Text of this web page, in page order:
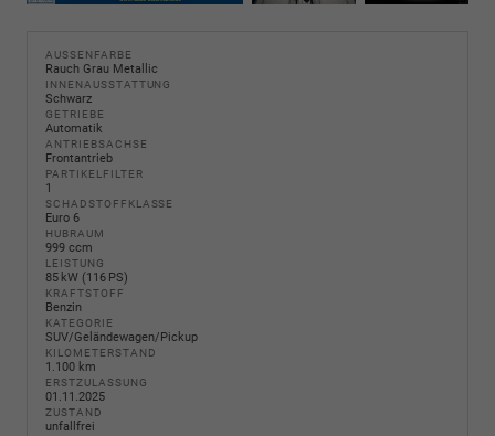
AUSSENFARBE
Rauch Grau Metallic
INNENAUSSTATTUNG
Schwarz
GETRIEBE
Automatik
ANTRIEBSACHSE
Frontantrieb
PARTIKELFILTER
1
SCHADSTOFFKLASSE
Euro 6
HUBRAUM
999 ccm
LEISTUNG
85 kW (116 PS)
KRAFTSTOFF
Benzin
KATEGORIE
SUV/Geländewagen/Pickup
KILOMETERSTAND
1.100 km
ERSTZULASSUNG
01.11.2025
ZUSTAND
unfallfrei